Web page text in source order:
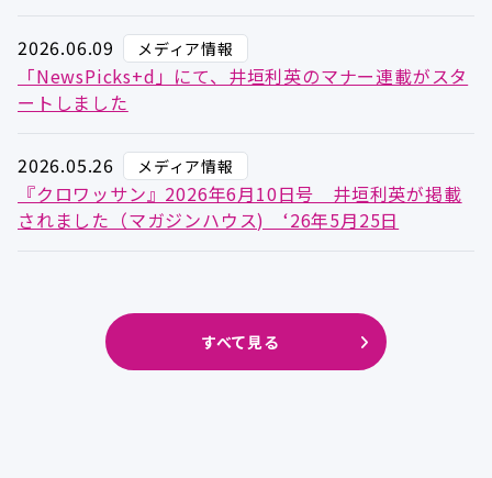
2026.06.09 メディア情報
「NewsPicks+d」にて、井垣利英のマナー連載がスタ
ートしました
2026.05.26 メディア情報
『クロワッサン』2026年6月10日号 井垣利英が掲載
されました（マガジンハウス) ‘26年5月25日
すべて見る